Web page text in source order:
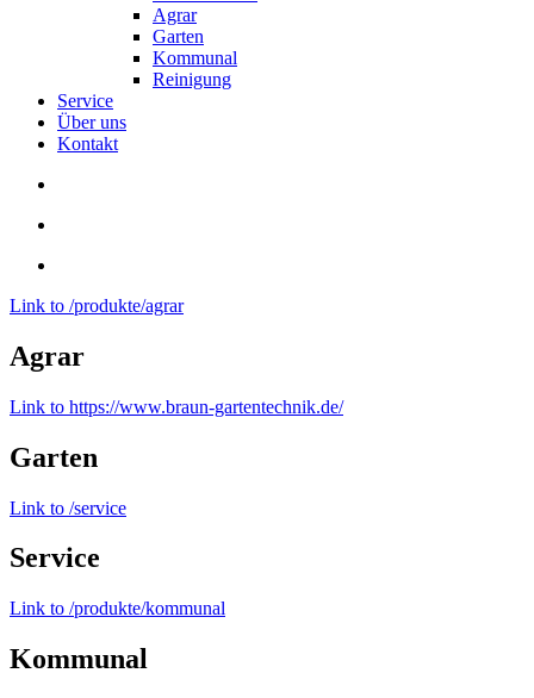
Agrar
Garten
Kommunal
Reinigung
Service
Über uns
Kontakt
Link to /produkte/agrar
Agrar
Link to https://www.braun-gartentechnik.de/
Garten
Link to /service
Service
Link to /produkte/kommunal
Kommunal